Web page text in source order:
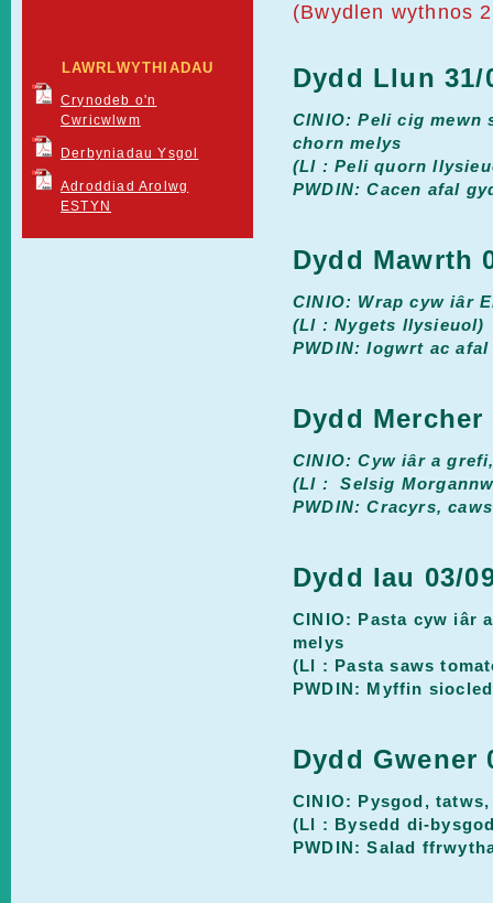
LAWRLWYTHIADAU
Crynodeb o'n
Cwricwlwm
Derbyniadau Ysgol
Adroddiad Arolwg
ESTYN
(Bwydlen wythnos
Dydd Llun
CINIO: Peli cig mewn
chorn melys
(Ll : Peli quorn
PWDIN: Cacen afal
Dydd Mawrth
CINIO: Wrap cyw iâr
(Ll : Nygets llysieuol)
PWDIN: Iogwrt ac
Dydd Mercher
CINIO: Cyw iâr a
(Ll : Selsig
PWDIN: Cracyrs,
Dydd Iau 03/
CINIO: Pasta cyw iâr
melys
(Ll : Pasta saws
PWDIN: Myffin
Dydd Gwener
CINIO: Pysgod,
(Ll : Bysedd di-
PWDIN: Salad